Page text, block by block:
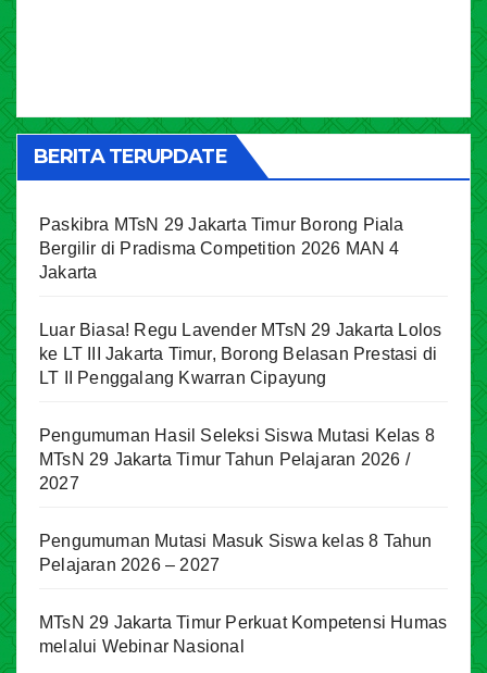
BERITA TERUPDATE
Paskibra MTsN 29 Jakarta Timur Borong Piala
Bergilir di Pradisma Competition 2026 MAN 4
Jakarta
Luar Biasa! Regu Lavender MTsN 29 Jakarta Lolos
ke LT III Jakarta Timur, Borong Belasan Prestasi di
LT II Penggalang Kwarran Cipayung
Pengumuman Hasil Seleksi Siswa Mutasi Kelas 8
MTsN 29 Jakarta Timur Tahun Pelajaran 2026 /
2027
Pengumuman Mutasi Masuk Siswa kelas 8 Tahun
Pelajaran 2026 – 2027
MTsN 29 Jakarta Timur Perkuat Kompetensi Humas
melalui Webinar Nasional